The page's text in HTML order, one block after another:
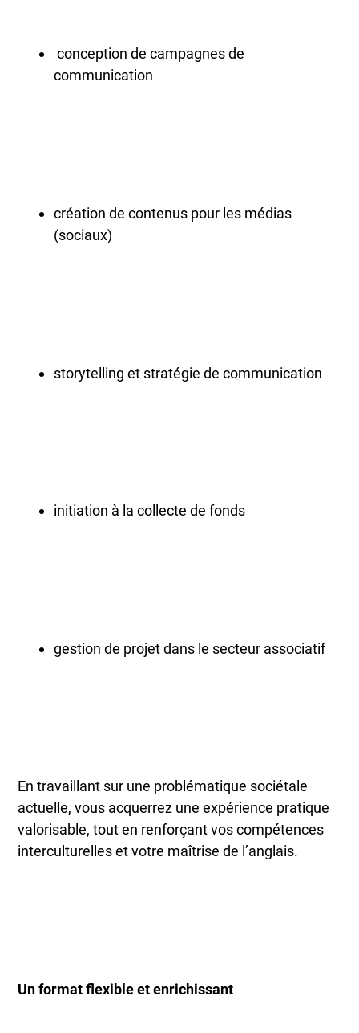
conception de campagnes de
communication
création de contenus pour les médias
(sociaux)
storytelling et stratégie de communication
initiation à la collecte de fonds
gestion de projet dans le secteur associatif
En travaillant sur une problématique sociétale
actuelle, vous acquerrez une expérience pratique
valorisable, tout en renforçant vos compétences
interculturelles et votre maîtrise de l’anglais.
Un format flexible et enrichissant